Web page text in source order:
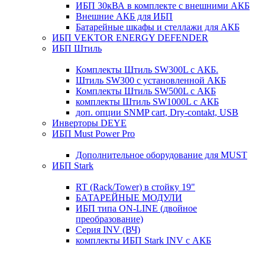
ИБП 30кВА в комплекте с внешними АКБ
Внешние АКБ для ИБП
Батарейные шкафы и стеллажи для АКБ
ИБП VEKTOR ENERGY DEFENDER
ИБП Штиль
Комплекты Штиль SW300L с АКБ.
Штиль SW300 с установленной АКБ
Комплекты Штиль SW500L с АКБ
комплекты Штиль SW1000L с АКБ
доп. опции SNMP cart, Dry-contakt, USB
Инверторы DEYE
ИБП Must Power Pro
Дополнительное оборудование для MUST
ИБП Stark
RT (Rack/Tower) в стойку 19"
БАТАРЕЙНЫЕ МОДУЛИ
ИБП типа ON-LINE (двойное
преобразование)
Серия INV (ВЧ)
комплекты ИБП Stark INV с АКБ